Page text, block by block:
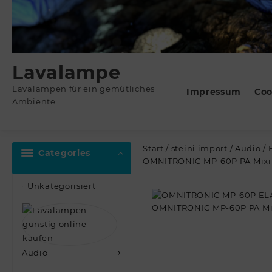
Lavalampe
Lavalampen für ein gemütliches
Ambiente
Impressum
Categories
Unkategorisiert
Audio
Start / steini import / Audio /
OMNITRONIC MP-60P PA